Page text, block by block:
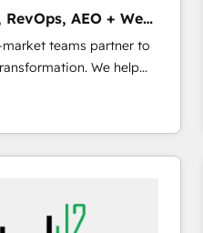
への移行を設計・実装。
と連携させ、役割定義・
計します。 3️⃣ 全社
数部門をまたぐDX×AI変
PMOとして主導。「設
」を引き受け、部門横断
SEOを前提にした情報設
設計をContent Hubで一体
AEO + Web,
teams partner to
We help
AI-powered
HubSpot’s
through expert-led
purpose-built apps,
scalability, & reporting.